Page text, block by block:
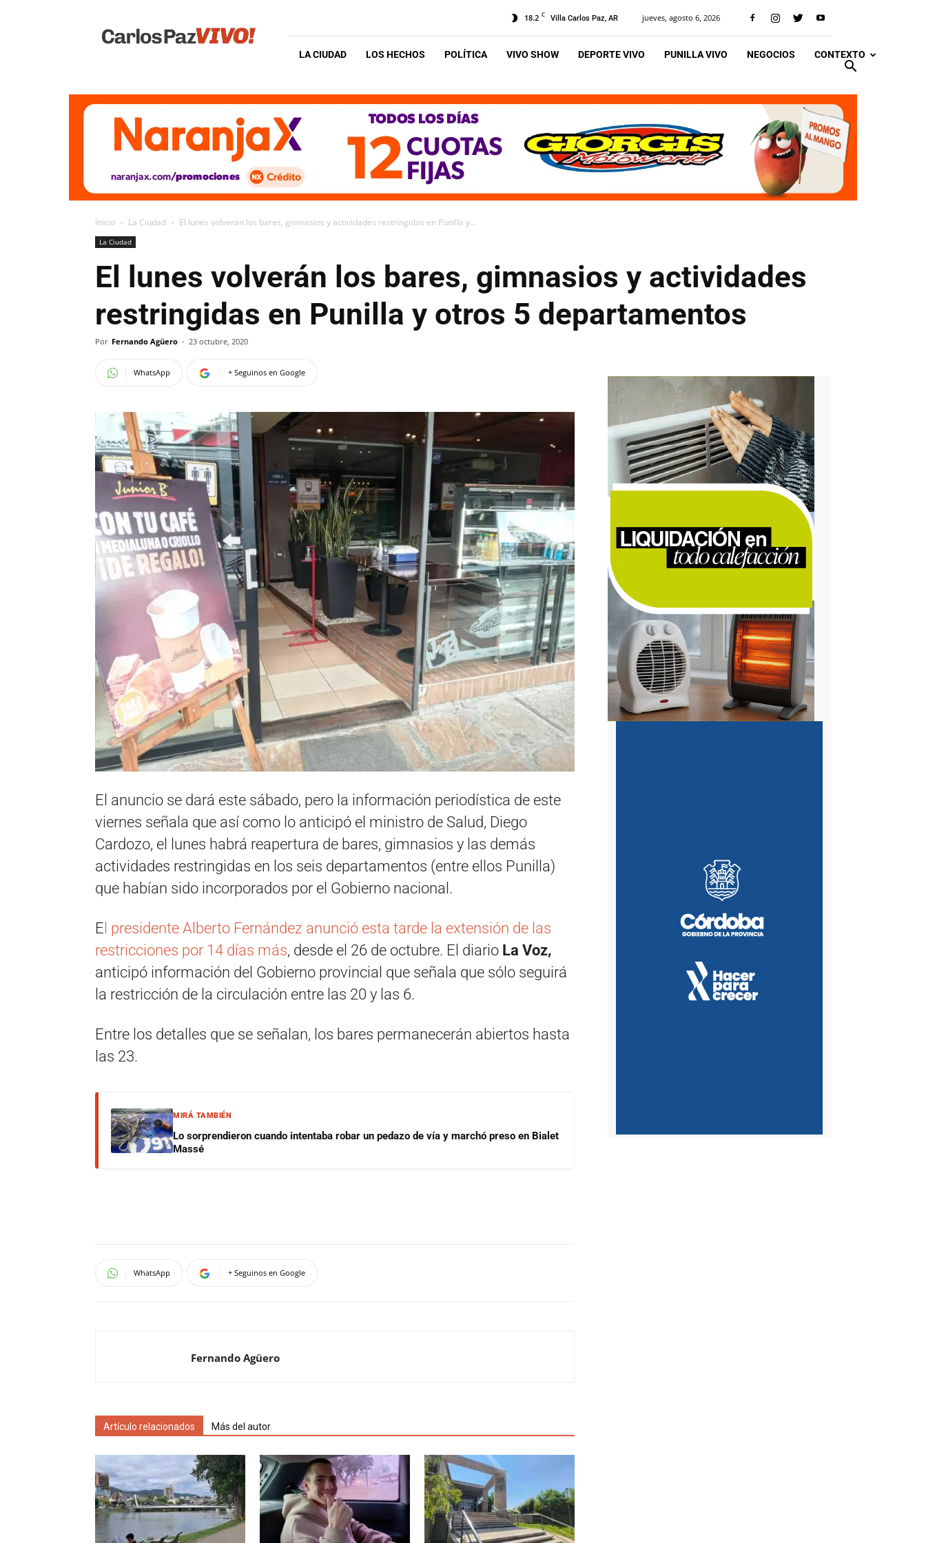
Vivo
18.2 C Villa Carlos Paz, AR jueves, agosto 6, 2026
LA CIUDAD LOS HECHOS POLÍTICA VIVO SHOW DEPORTE VIVO PUNILLA VIVO NEGOCIOS CONTEXTO
Inicio La Ciudad El lunes volverán los bares, gimnasios y actividades restringidas en Punilla y...
La Ciudad
El lunes volverán los bares, gimnasios y actividades
restringidas en Punilla y otros 5 departamentos
Por Fernando Agüero - 23 octubre, 2020
WhatsApp + Seguinos en Google
El anuncio se dará este sábado, pero la información periodística de este
viernes señala que así como lo anticipó el ministro de Salud, Diego
Cardozo, el lunes habrá reapertura de bares, gimnasios y las demás
actividades restringidas en los seis departamentos (entre ellos Punilla)
que habían sido incorporados por el Gobierno nacional.
E l presidente Alberto Fernández anunció esta tarde la extensión de las
restricciones por 14 días más, desde el 26 de octubre. El diario La Voz,
anticipó información del Gobierno provincial que señala que sólo seguirá
la restricción de la circulación entre las 20 y las 6.
Entre los detalles que se señalan, los bares permanecerán abiertos hasta
las 23.
MIRÁ TAMBIÉN
Lo sorprendieron cuando intentaba robar un pedazo de vía y marchó preso en Bialet
Massé
WhatsApp + Seguinos en Google
Fernando Agüero
Artículo relacionados Más del autor